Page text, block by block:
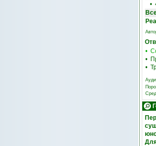
•
•
•
•